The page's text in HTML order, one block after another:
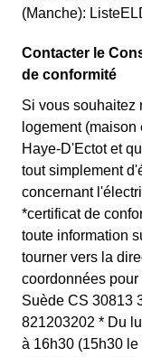
(Manche):
Contacter le
de conformité
Si vous souhaitez
logement
Haye-D'Ectot et
tout simplement
concernant
*certificat de
toute information
tourner vers la
coordonnées
Suède CS 30813
821203202 * Du
à 16h30 (15h30